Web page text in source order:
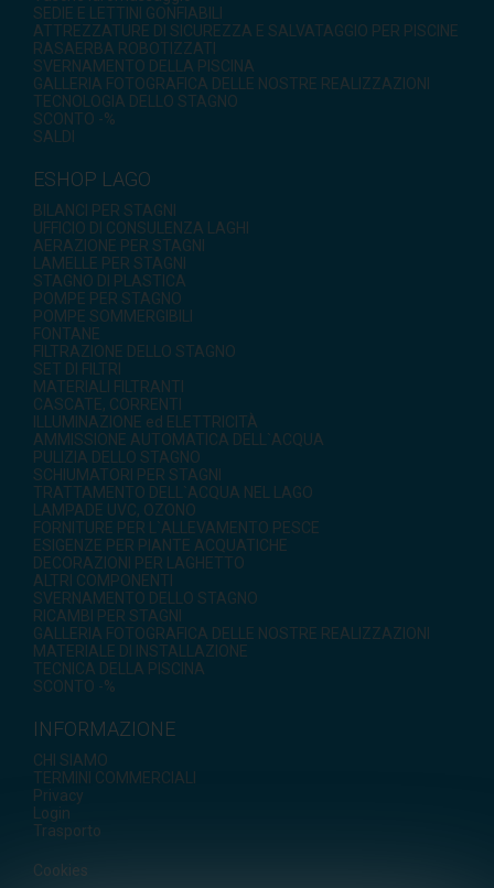
SEDIE E LETTINI GONFIABILI
ATTREZZATURE DI SICUREZZA E SALVATAGGIO PER PISCINE
RASAERBA ROBOTIZZATI
SVERNAMENTO DELLA PISCINA
GALLERIA FOTOGRAFICA DELLE NOSTRE REALIZZAZIONI
TECNOLOGIA DELLO STAGNO
SCONTO -%
SALDI
ESHOP LAGO
BILANCI PER STAGNI
UFFICIO DI CONSULENZA LAGHI
AERAZIONE PER STAGNI
LAMELLE PER STAGNI
STAGNO DI PLASTICA
POMPE PER STAGNO
POMPE SOMMERGIBILI
FONTANE
FILTRAZIONE DELLO STAGNO
SET DI FILTRI
MATERIALI FILTRANTI
CASCATE, CORRENTI
ILLUMINAZIONE ed ELETTRICITÀ
AMMISSIONE AUTOMATICA DELL`ACQUA
PULIZIA DELLO STAGNO
SCHIUMATORI PER STAGNI
TRATTAMENTO DELL`ACQUA NEL LAGO
LAMPADE UVC, OZONO
FORNITURE PER L`ALLEVAMENTO PESCE
ESIGENZE PER PIANTE ACQUATICHE
DECORAZIONI PER LAGHETTO
ALTRI COMPONENTI
SVERNAMENTO DELLO STAGNO
RICAMBI PER STAGNI
GALLERIA FOTOGRAFICA DELLE NOSTRE REALIZZAZIONI
MATERIALE DI INSTALLAZIONE
TECNICA DELLA PISCINA
SCONTO -%
INFORMAZIONE
CHI SIAMO
TERMINI COMMERCIALI
Privacy
Login
Trasporto
Cookies